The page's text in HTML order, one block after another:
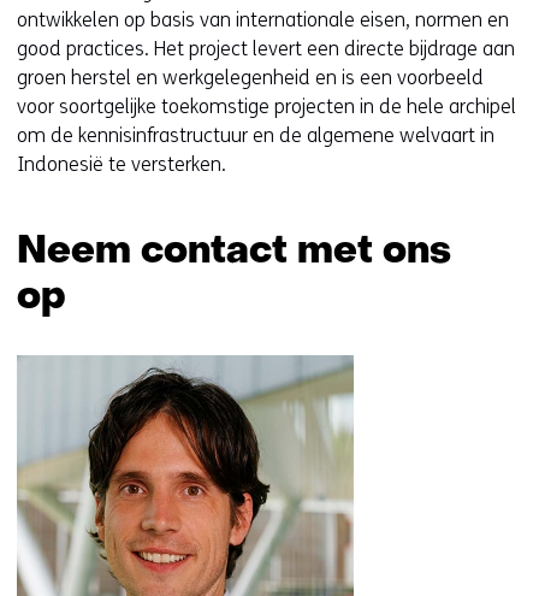
ontwikkelen op basis van internationale eisen, normen en
good practices. Het project levert een directe bijdrage aan
groen herstel en werkgelegenheid en is een voorbeeld
voor soortgelijke toekomstige projecten in de hele archipel
om de kennisinfrastructuur en de algemene welvaart in
Indonesië te versterken.
Neem contact met ons
op
navigatie
over
contact
met
ons
op)